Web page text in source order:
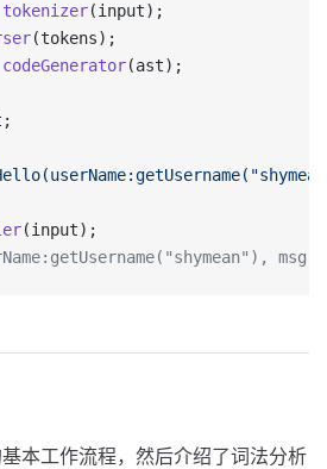
tokenizer(input);
(tokens);
codeGenerator(ast);
(input);
本工作流程，然后介绍了词法分析